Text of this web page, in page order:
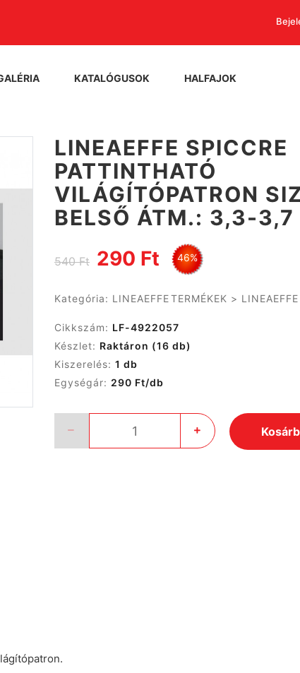
KATALÓGUSOK HALFAJOK
LINEAEFFE SPICCRE
PATTINTHATÓ
VILÁGÍTÓPATRON
BELSŐ ÁTM.: 3,3-3,7
540 Ft 290 Ft 46%
Kategória: LINEAEFFE TERMÉKEK >
Cikkszám: LF-4922057
Készlet: Raktáron (16 db)
Kiszerelés: 1 db
Egységár: 290 Ft/db